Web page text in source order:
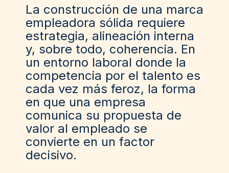
La construcción de una marca
empleadora sólida requiere
estrategia, alineación interna
y, sobre todo, coherencia. En
un entorno laboral donde la
competencia por el talento es
cada vez más feroz, la forma
en que una empresa
comunica su propuesta de
valor al empleado se
convierte en un factor
decisivo.